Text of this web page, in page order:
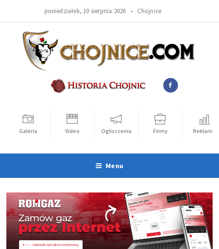
poniedziałek, 10 sierpnia 2026 • Chojnice
Galeria Video Ogłoszenia Firmy Reklama
Menu